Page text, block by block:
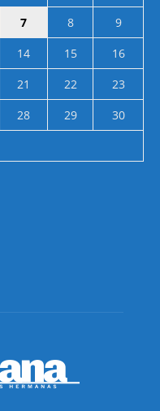
7 8
9
14 15
16
21 22
23
28 29
30